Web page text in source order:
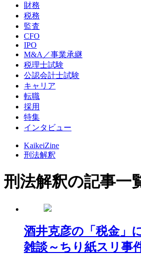
財務
税務
監査
CFO
IPO
M&A／事業承継
税理士試験
公認会計士試験
キャリア
転職
採用
特集
インタビュー
KaikeiZine
刑法解釈
刑法解釈の記事一
酒井克彦の「税金」
雑談～ちり紙スリ事